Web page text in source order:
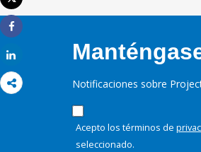
Imprimir
Share
Notificaciones sobre
Acepto los términos de
seleccionado.